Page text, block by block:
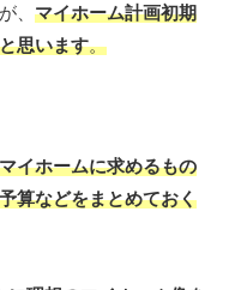
、 マイホーム計画初期
思います。
マイホームに求めるもの
算などをまとめておく